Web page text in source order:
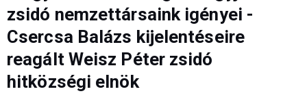
zsidó nemzettársaink igényei -
Csercsa Balázs kijelentéseire
reagált Weisz Péter zsidó
hitközségi elnök